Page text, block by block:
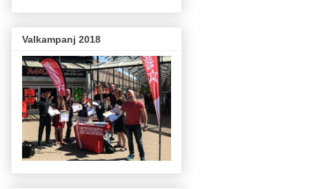
Valkampanj 2018